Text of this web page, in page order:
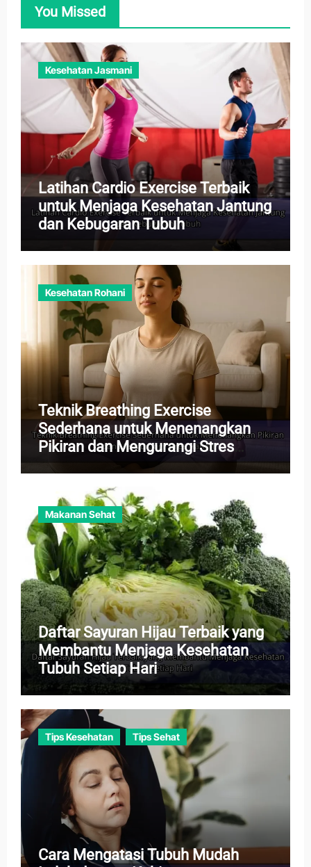
You Missed
Kesehatan Jasmani
Latihan Cardio Exercise Terbaik
untuk Menjaga Kesehatan Jantung
dan Kebugaran Tubuh
Kesehatan Rohani
Teknik Breathing Exercise
Sederhana untuk Menenangkan
Pikiran dan Mengurangi Stres
Harian
Makanan Sehat
Daftar Sayuran Hijau Terbaik yang
Membantu Menjaga Kesehatan
Tubuh Setiap Hari
Tips Kesehatan Tips Sehat
Cara Mengatasi Tubuh Mudah